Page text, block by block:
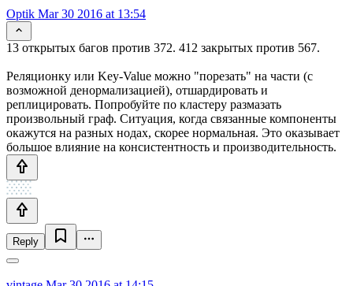
Optik Mar 30 2016 at 13:54
13 открытых багов против 372. 412 закрытых против 567.
Реляционку или Key-Value можно "порезать" на части (с
возможной денормализацией), отшардировать и
реплицировать. Попробуйте по кластеру размазать
произвольный граф. Ситуация, когда связанные компоненты
окажутся на разных нодах, скорее нормальная. Это оказывает
большое влияние на консистентность и производительность.
Reply